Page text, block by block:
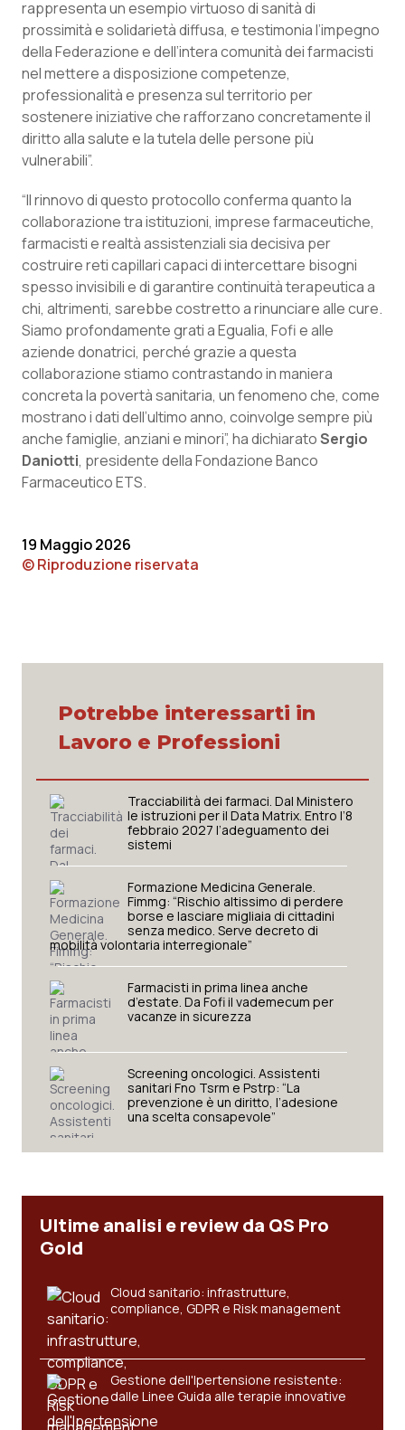
rappresenta un esempio virtuoso di sanità di
prossimità e solidarietà diffusa, e testimonia l’impegno
della Federazione e dell’intera comunità dei farmacisti
nel mettere a disposizione competenze,
professionalità e presenza sul territorio per
sostenere iniziative che rafforzano concretamente il
diritto alla salute e la tutela delle persone più
vulnerabili”.
“Il rinnovo di questo protocollo conferma quanto la
collaborazione tra istituzioni, imprese farmaceutiche,
farmacisti e realtà assistenziali sia decisiva per
costruire reti capillari capaci di intercettare bisogni
spesso invisibili e di garantire continuità terapeutica a
chi, altrimenti, sarebbe costretto a rinunciare alle cure.
Siamo profondamente grati a Egualia, Fofi e alle
aziende donatrici, perché grazie a questa
collaborazione stiamo contrastando in maniera
concreta la povertà sanitaria, un fenomeno che, come
mostrano i dati dell’ultimo anno, coinvolge sempre più
anche famiglie, anziani e minori”, ha dichiaratoSergio
Daniotti, presidente della Fondazione Banco
Farmaceutico ETS.
19 Maggio 2026
© Riproduzione riservata
Potrebbe interessarti in
Lavoro e Professioni
Tracciabilità dei farmaci. Dal Ministero
le istruzioni per il Data Matrix. Entro l’8
febbraio 2027 l’adeguamento dei
sistemi
Formazione Medicina Generale.
Fimmg: “Rischio altissimo di perdere
borse e lasciare migliaia di cittadini
senza medico. Serve decreto di
mobilità volontaria interregionale”
Farmacisti in prima linea anche
d’estate. Da Fofi il vademecum per
vacanze in sicurezza
Screening oncologici. Assistenti
sanitari Fno Tsrm e Pstrp: “La
prevenzione è un diritto, l’adesione
una scelta consapevole”
Ultime analisi e review da QS Pro
Gold
Cloud sanitario: infrastrutture,
compliance, GDPR e Risk management
Gestione dell'Ipertensione resistente:
dalle Linee Guida alle terapie innovative